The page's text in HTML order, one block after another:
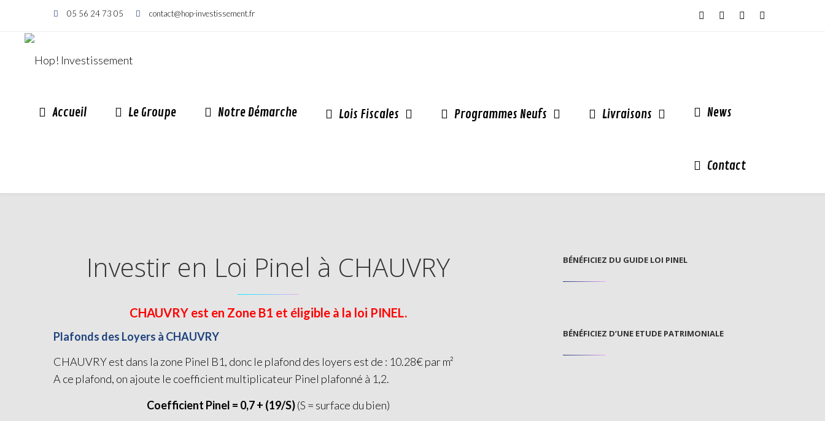
05 56 24 73 05 contact@hop-investissement.fr
Accueil Le Groupe Notre Démarche Lois Fiscales Programmes Neufs Livraisons News
Contact
Investir en Loi Pinel à CHAUVRY
CHAUVRY est en Zone B1 et éligible à la loi PINEL.
Plafonds des Loyers à CHAUVRY
CHAUVRY est dans la zone Pinel B1, donc le plafond des loyers est de : 10.28€ par m²
A ce plafond, on ajoute le coefficient multiplicateur Pinel plafonné à 1,2.
Coefficient Pinel = 0,7 + (19/S)(S = surface du bien)
BÉNÉFICIEZ DU GUIDE LOI PINEL
BÉNÉFICIEZ D’UNE ETUDE PATRIMONIALE